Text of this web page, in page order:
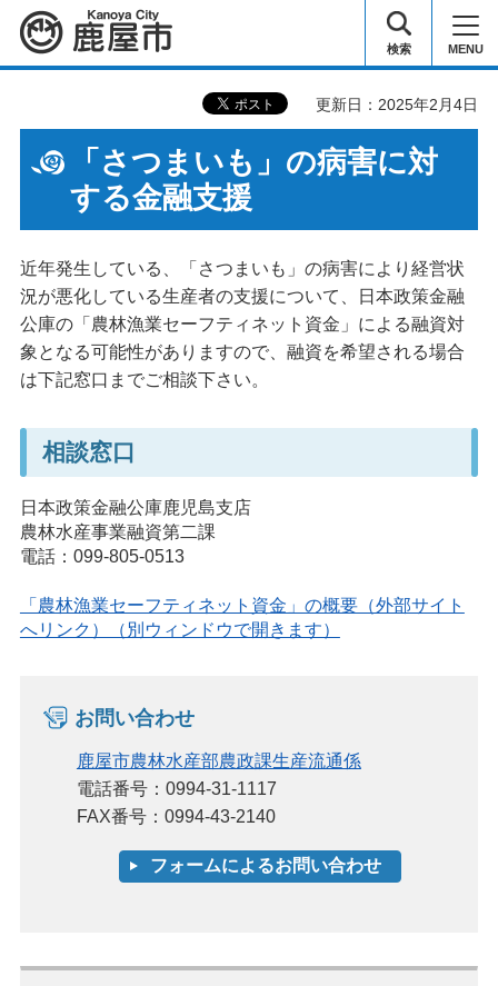
鹿屋市 検索 MENU
更新日：2025年2月4日
「さつまいも」の病害に対
する金融支援
近年発生している、「さつまいも」の病害により経営状
況が悪化している生産者の支援について、日本政策金融
公庫の「農林漁業セーフティネット資金」による融資対
象となる可能性がありますので、融資を希望される場合
は下記窓口までご相談下さい。
相談窓口
日本政策金融公庫鹿児島支店
農林水産事業融資第二課
電話：099-805-0513
「農林漁業セーフティネット資金」の概要（外部サイト
へリンク）（別ウィンドウで開きます）
お問い合わせ
鹿屋市農林水産部農政課生産流通係
電話番号：0994-31-1117
FAX番号：0994-43-2140